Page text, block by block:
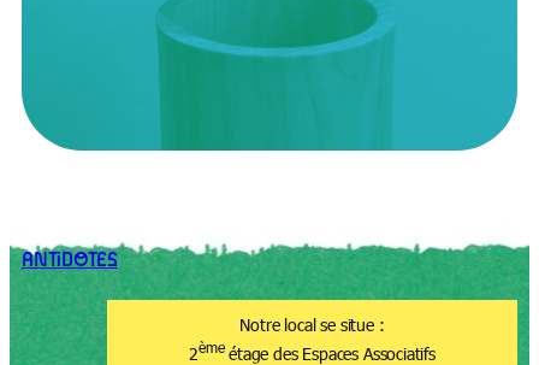
ANTiDOTES
Notre local se situe :
2èmeétage des Espaces Associatifs